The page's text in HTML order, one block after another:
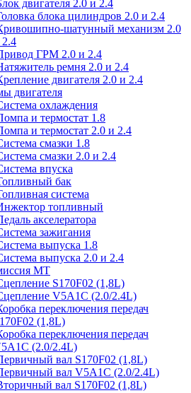
двигателя 2.0 и 2.4
блока цилиндров 2.0 и 2.4
шатунный механизм 2.0
ГРМ 2.0 и 2.4
ремня 2.0 и 2.4
двигателя 2.0 и 2.4
двигателя
охлаждения
и термостат 1.8
и термостат 2.0 и 2.4
смазки 1.8
смазки 2.0 и 2.4
впуска
бак
система
топливный
акселератора
зажигания
выпуска 1.8
выпуска 2.0 и 2.4
МТ
S170F02 (1,8L)
V5A1C (2.0/2.4L)
переключения передач
(1,8L)
переключения передач
(2.0/2.4L)
вал S170F02 (1,8L)
вал V5A1C (2.0/2.4L)
вал S170F02 (1,8L)